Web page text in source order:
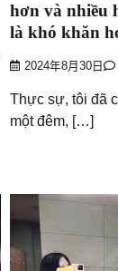
hơn và nhiều
là khó khăn
2024年8月30日
Thực sự, tôi đã
một đêm, […]